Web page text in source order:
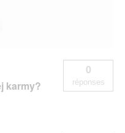
karmy?
0
réponses